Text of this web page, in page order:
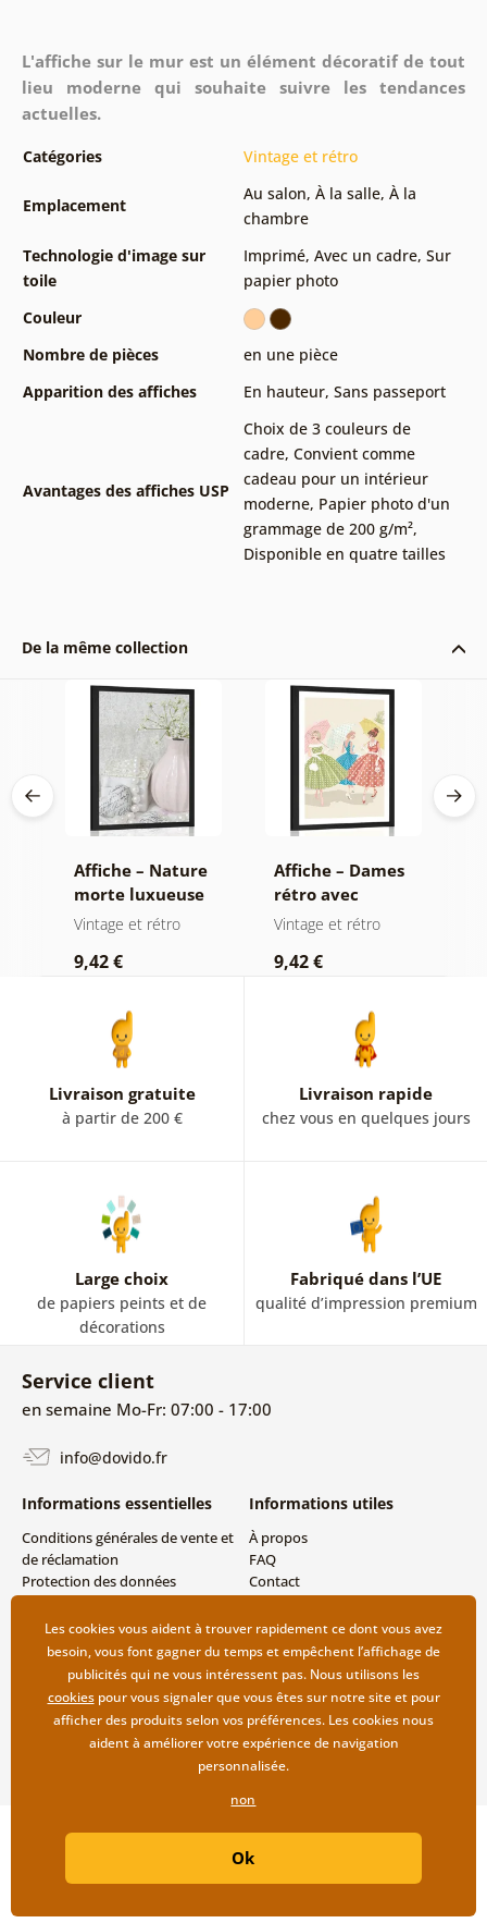
L'affiche sur le mur est un élément décoratif de tout
lieu moderne qui souhaite suivre les tendances
actuelles.
Catégories Vintage et rétro
Emplacement
Au salon, À la salle, À la
chambre
Technologie d'image sur
toile
Imprimé, Avec un cadre, Sur
papier photo
Couleur
Nombre de pièces
en une pièce
Apparition des affiches
En hauteur, Sans passeport
Avantages des affiches USP
Choix de 3 couleurs de
cadre, Convient comme
cadeau pour un intérieur
moderne, Papier photo d'un
grammage de 200 g/m²,
Disponible en quatre tailles
De la même collection
Affiche – Nature
morte luxueuse
Shabby Chic
Vintage et rétro
9,42 €
Affiche – Dames
rétro avec
parapluies
Vintage et rétro
9,42 €
Livraison gratuite
à partir de 200 €
Livraison rapide
chez vous en quelques jours
Large choix
de papiers peints et de
décorations
Fabriqué dans l’UE
qualité d’impression premium
Service client
en semaine Mo-Fr: 07:00 - 17:00
info@dovido.fr
Informations essentielles
Conditions générales de vente et
de réclamation
Protection des données
Modes de livraison et de
paiement
Retour des produits
Informations utiles
À propos
FAQ
Contact
Copyright ©2019 © Dovido.fr.
| Boutique en ligne créée par
Les cookies vous aident à trouver rapidement ce dont vous avez
besoin, vous font gagner du temps et empêchent l’affichage de
publicités qui ne vous intéressent pas. Nous utilisons les
cookiespour vous signaler que vous êtes sur notre site et pour
afficher des produits selon vos préférences. Les cookies nous
aident à améliorer votre expérience de navigation
personnalisée.
non
Ok